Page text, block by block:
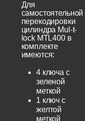
Для
самостоятельной
перекодировки
цилиндра Mul-t-
lock MTL400 в
комплекте
имеются:
4 ключа с
зеленой
меткой
1 ключ с
желтой
меткой